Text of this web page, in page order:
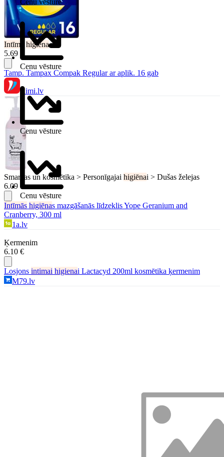
Intīmā
higiēna
5.69 €
Tamp. Tampax Compak Regular ar aplik. 16 gab
Rimi.lv
Smaržas un kosmētika > Personīgajai higiēnai > Dušas želejas
6.09 €
Intīmās higiēnas mazgāšanās līdzeklis Yope Geranium and
Cranberry, 300 ml
1a.lv
Ķermenim
6.10 €
Losjons intimai higienai Lactacyd 200ml kosmētika ķermenim
M79.lv
Cenu vēsture
Cenu vēsture
Cenu vēsture
Cenu vēsture